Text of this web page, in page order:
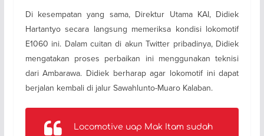
Di kesempatan yang sama, Direktur Utama KAI, Didiek
Hartantyo secara langsung memeriksa kondisi lokomotif
E1060 ini. Dalam cuitan di akun Twitter pribadinya, Didiek
mengatakan proses perbaikan ini menggunakan teknisi
dari Ambarawa. Didiek berharap agar lokomotif ini dapat
berjalan kembali di jalur Sawahlunto-Muaro Kalaban.
Locomotive uap Mak Itam sudah